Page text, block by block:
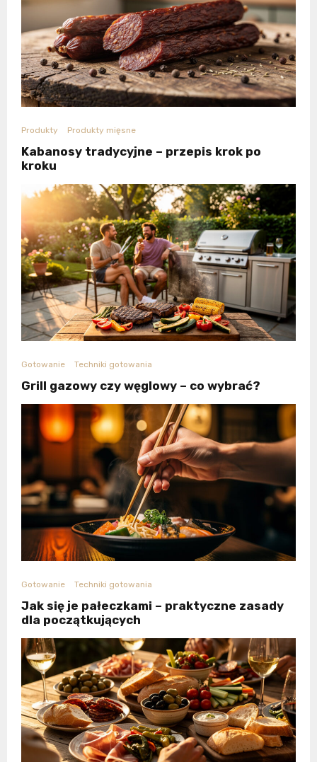
Produkty Produkty mięsne
Kabanosy tradycyjne – przepis krok po
kroku
Gotowanie Techniki gotowania
Grill gazowy czy węglowy – co wybrać?
Gotowanie Techniki gotowania
Jak się je pałeczkami – praktyczne zasady
dla początkujących